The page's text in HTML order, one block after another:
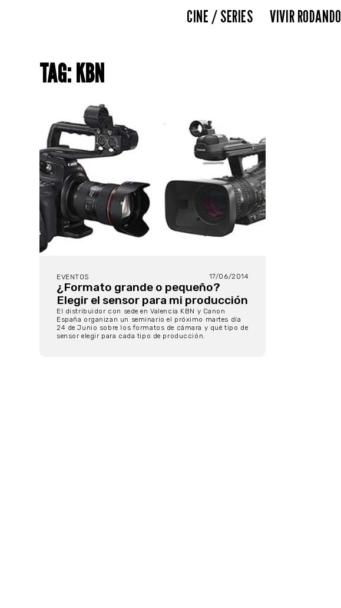
CINE / SERIES VIVIR RODANDO
TAG: KBN
EVENTOS 17/06/2014
¿Formato grande o pequeño?
Elegir el sensor para mi producción
El distribuidor con sede en Valencia KBN y Canon
España organizan un seminario el próximo martes día
24 de Junio sobre los formatos de cámara y qué tipo de
sensor elegir para cada tipo de producción.